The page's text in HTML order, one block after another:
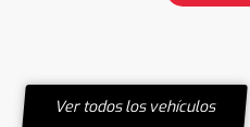
Ver todos los vehículos